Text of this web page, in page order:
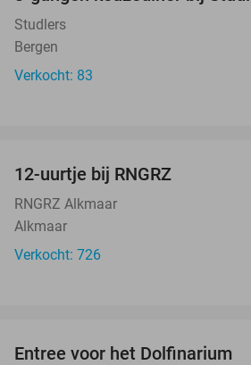
Studlers
Bergen
Verkocht: 83
12-uurtje bij RNGRZ
RNGRZ Alkmaar
Alkmaar
Verkocht: 726
Entree voor het Dolfinarium